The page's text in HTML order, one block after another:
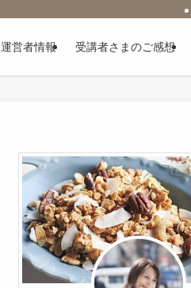
運営者情報 受講者さまのご感想